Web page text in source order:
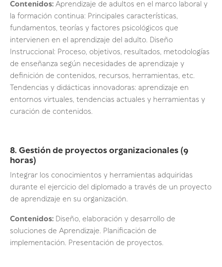
Contenidos: Aprendizaje de adultos en el marco laboral y
la formación continua: Principales características,
fundamentos, teorías y factores psicológicos que
intervienen en el aprendizaje del adulto. Diseño
Instruccional: Proceso, objetivos, resultados, metodologías
de enseñanza según necesidades de aprendizaje y
definición de contenidos, recursos, herramientas, etc.
Tendencias y didácticas innovadoras: aprendizaje en
entornos virtuales, tendencias actuales y herramientas y
curación de contenidos.
8. Gestión de proyectos organizacionales (9
horas)
Integrar los conocimientos y herramientas adquiridas
durante el ejercicio del diplomado a través de un proyecto
de aprendizaje en su organización.
Contenidos: Diseño, elaboración y desarrollo de
soluciones de Aprendizaje. Planificación de
implementación. Presentación de proyectos.